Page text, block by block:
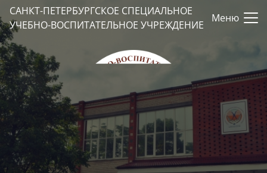
САНКТ-ПЕТЕРБУРГСКОЕ СПЕЦИАЛЬНОЕ
УЧЕБНО-ВОСПИТАТЕЛЬНОЕ УЧРЕЖДЕНИЕ
Меню